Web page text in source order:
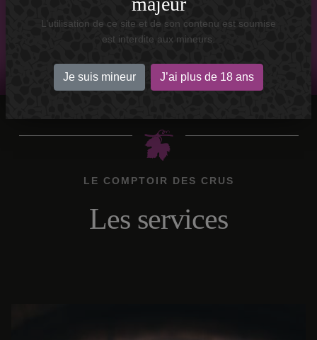
LE COMPTOIR DES CRUS
Les services
L’utilisation de ce site et de son contenu est soumise
est interdite aux mineurs.
Je suis mineur J’ai plus de 18 ans